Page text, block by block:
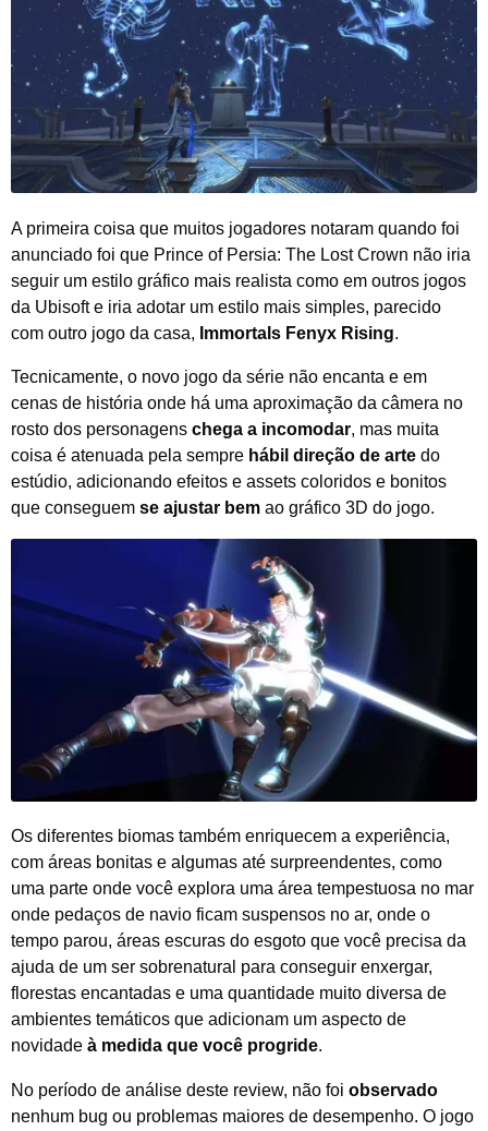
A primeira coisa que muitos jogadores notaram quando foi
anunciado foi que Prince of Persia: The Lost Crown não iria
seguir um estilo gráfico mais realista como em outros jogos
da Ubisoft e iria adotar um estilo mais simples, parecido
com outro jogo da casa, Immortals Fenyx Rising.
Tecnicamente, o novo jogo da série não encanta e em
cenas de história onde há uma aproximação da câmera no
rosto dos personagens chega a incomodar, mas muita
coisa é atenuada pela sempre hábil direção de arte do
estúdio, adicionando efeitos e assets coloridos e bonitos
que conseguem se ajustar bem ao gráfico 3D do jogo.
Os diferentes biomas também enriquecem a experiência,
com áreas bonitas e algumas até surpreendentes, como
uma parte onde você explora uma área tempestuosa no mar
onde pedaços de navio ficam suspensos no ar, onde o
tempo parou, áreas escuras do esgoto que você precisa da
ajuda de um ser sobrenatural para conseguir enxergar,
florestas encantadas e uma quantidade muito diversa de
ambientes temáticos que adicionam um aspecto de
novidade à medida que você progride.
No período de análise deste review, não foi observado
nenhum bug ou problemas maiores de desempenho. O jogo